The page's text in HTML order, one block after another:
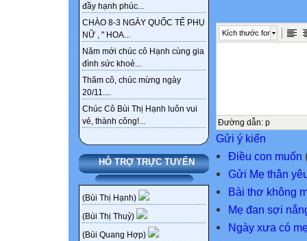
đầy hạnh phúc...
CHÀO 8-3 NGÀY QUỐC TẾ PHỤ
NỮ , " HOA...
Năm mới chúc cô Hạnh cùng gia
đình sức khoẻ...
Thăm cô, chúc mừng ngày
20/11....
Chúc Cô Bùi Thị Hạnh luôn vui
vẻ, thành công!...
HỖ TRỢ TRỰC TUYẾN
(Bùi Thị Hạnh)
(Bùi Thị Thuỷ)
(Bùi Quang Hợp)
Kích thước font
Đường dẫn: p
Gửi ý kiến
Điều con muốn
Gửi Mẹ thân
Bài thơ không
Mẹ đan sợi
Ngày xưa có